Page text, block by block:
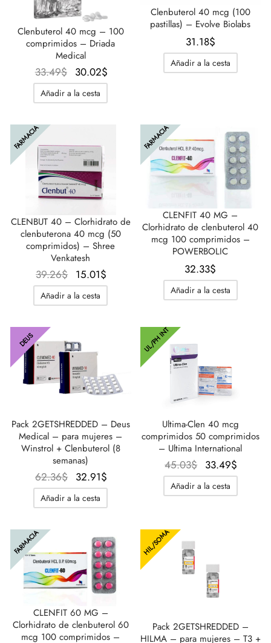
Clenbuterol 40 mcg – 100
comprimidos – Driada
Medical
33.49$
El
precio
original
30.02$
Añadir a la cesta
Clenbuterol 40 mcg (100
pastillas) – Evolve Biolabs
31.18$
Añadir a la cesta
FARMACIA
CLENBUT 40 – Clorhidrato de
clenbuterona 40 mcg (50
comprimidos) – Shree
Venkatesh
39.26$
El
precio
original
15.01$
Añadir a la cesta
FARMACIA
CLENFIT 40 MG –
Clorhidrato de clenbuterol 40
mcg 100 comprimidos –
POWERBOLIC
32.33$
Añadir a la cesta
DEUS
Pack 2GETSHREDDED – Deus
Medical – para mujeres –
Winstrol + Clenbuterol (8
semanas)
62.36$
El
precio
original
62.36$.
32.91$
32.91$.
Añadir a la cesta
UL/PH INT
Ultima-Clen 40 mcg
comprimidos 50 comprimidos
– Ultima International
45.03$
El
precio
original
33.49$
Añadir a la cesta
FARMACIA
CLENFIT 60 MG –
Clorhidrato de clenbuterol 60
mcg 100 comprimidos –
HIL/SOMA
Pack 2GETSHREDDED –
HILMA – para mujeres – T3 +